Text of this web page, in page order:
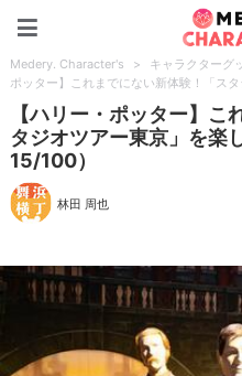
Medery. Character's > キャラクターグ
ポッター】これまでにない新体験！「ス
【ハリー・ポッター】
タジオツアー東京」を楽
15/100）
林田 周也